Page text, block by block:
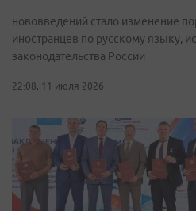
нововведений стало изменение
иностранцев по русскому языку,
законодательства России
22:08, 11 июля 2026